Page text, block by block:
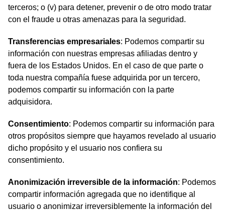
terceros; o (v) para detener, prevenir o de otro modo tratar
con el fraude u otras amenazas para la seguridad.
Transferencias empresariales: Podemos compartir su
información con nuestras empresas afiliadas dentro y
fuera de los Estados Unidos. En el caso de que parte o
toda nuestra compañía fuese adquirida por un tercero,
podemos compartir su información con la parte
adquisidora.
Consentimiento: Podemos compartir su información para
otros propósitos siempre que hayamos revelado al usuario
dicho propósito y el usuario nos confiera su
consentimiento.
Anonimización irreversible de la información: Podemos
compartir información agregada que no identifique al
usuario o anonimizar irreversiblemente la información del